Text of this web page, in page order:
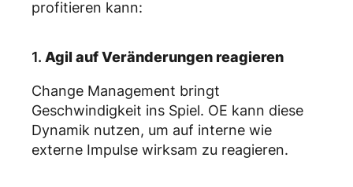
profitieren kann:
1. Agil auf Veränderungen reagieren
Change Management bringt
Geschwindigkeit ins Spiel. OE kann diese
Dynamik nutzen, um auf interne wie
externe Impulse wirksam zu reagieren.